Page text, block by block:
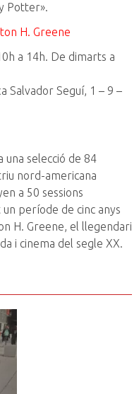
Potter».
H. Greene
a 14h. De dimarts a
Salvador Seguí, 1 – 9 –
una selecció de 84
nord-americana
a 50 sessions
període de cinc anys
H. Greene, el llegendari
i cinema del segle XX.